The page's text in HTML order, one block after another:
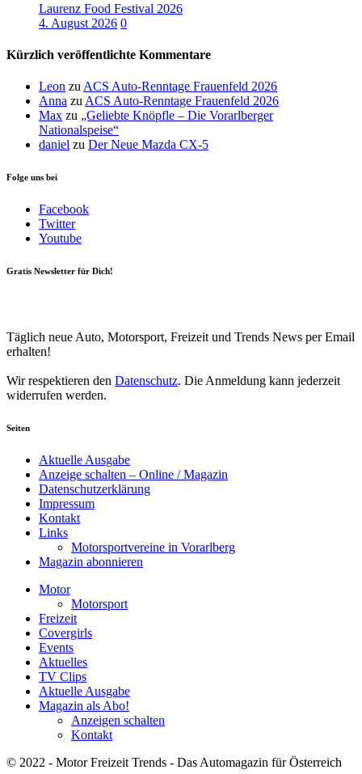
Laurenz Food Festival 2026
4. August 2026 0
Kürzlich veröffentlichte Kommentare
Leon zuACS Auto-Renntage Frauenfeld 2026
Anna zuACS Auto-Renntage Frauenfeld 2026
Max zu „Geliebte Knöpfle – Die Vorarlberger
Nationalspeise“
daniel zu Der Neue Mazda CX-5
Folge uns bei
Facebook
Twitter
Youtube
Gratis Newsletter für Dich!
Täglich neue Auto, Motorsport, Freizeit und Trends News per Email
erhalten!
Wir respektieren den Datenschutz. Die Anmeldung kann jederzeit
widerrufen werden.
Seiten
Aktuelle Ausgabe
Anzeige schalten – Online / Magazin
Datenschutzerklärung
Impressum
Kontakt
Links
Motorsportvereine in Vorarlberg
Magazin abonnieren
Motor
Motorsport
Freizeit
Covergirls
Events
Aktuelles
TV Clips
Aktuelle Ausgabe
Magazin als Abo!
Anzeigen schalten
Kontakt
© 2022 - Motor Freizeit Trends - Das Automagazin für Österreich